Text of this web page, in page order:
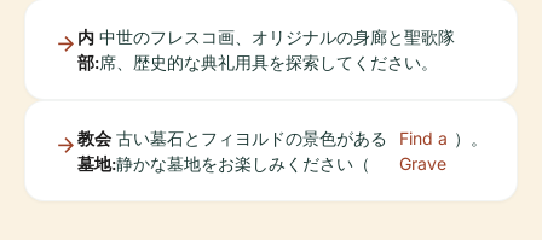
内
部:
中世のフレスコ画、オリジナルの身廊と聖歌隊
席、歴史的な典礼用具を探索してください。
教会
墓地:
古い墓石とフィヨルドの景色がある
静かな墓地をお楽しみください（
Find a
Grave
）。